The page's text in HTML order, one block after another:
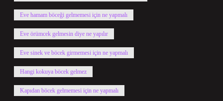
Eve hamam böceği gelmemesi için ne yapmalı
Eve örümcek gelmesin diye ne yapılır
Eve sinek ve böcek girmemesi için ne yapmalı
Hangi kokuya böcek gelmez
Kapıdan böcek gelmemesi için ne yapmalı